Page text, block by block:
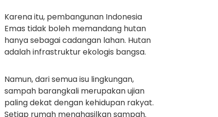
Karena itu, pembangunan Indonesia
Emas tidak boleh memandang hutan
hanya sebagai cadangan lahan. Hutan
adalah infrastruktur ekologis bangsa.
Namun, dari semua isu lingkungan,
sampah barangkali merupakan ujian
paling dekat dengan kehidupan rakyat.
Setiap rumah menghasilkan sampah.